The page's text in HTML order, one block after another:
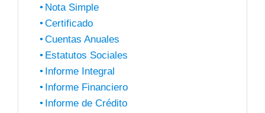
Nota Simple
Certificado
Cuentas Anuales
Estatutos Sociales
Informe Integral
Informe Financiero
Informe de Crédito